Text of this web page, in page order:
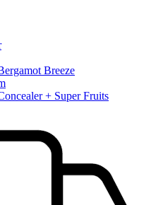
Breeze
+ Super Fruits